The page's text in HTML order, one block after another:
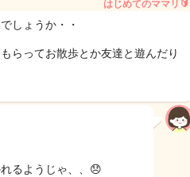
はじめてのママリ🔰
しょうか・・
らってお散歩とか友達と遊んだり
るようじゃ、、😞